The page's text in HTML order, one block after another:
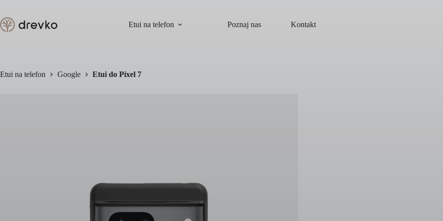
treści
Etui na telefon Poznaj nas Kontakt
Etui na telefon Google Etui do Pixel 7